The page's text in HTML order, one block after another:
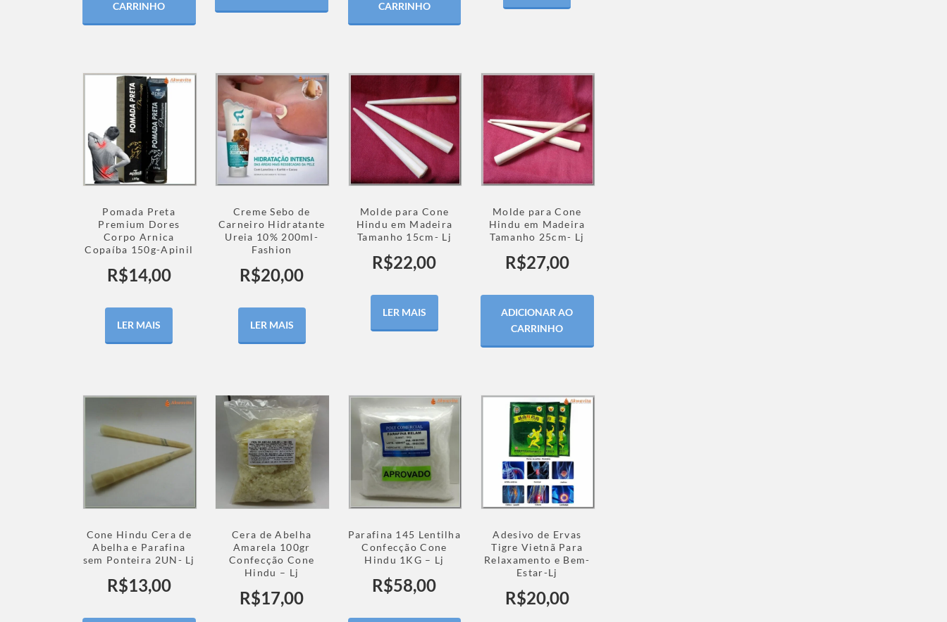
CARRINHO
CARRINHO
Pomada Preta
Premium Dores
Corpo Arnica
Copaíba 150g-Apinil
R$14,00
LER MAIS
Creme Sebo de
Carneiro Hidratante
Ureia 10% 200ml-
Fashion
R$20,00
LER MAIS
Molde para Cone
Hindu em Madeira
Tamanho 15cm- Lj
R$22,00
LER MAIS
Molde para Cone
Hindu em Madeira
Tamanho 25cm- Lj
R$27,00
ADICIONAR AO
CARRINHO
Cone Hindu Cera de
Abelha e Parafina
sem Ponteira 2UN- Lj
R$13,00
Cera de Abelha
Amarela 100gr
Confecção Cone
Hindu – Lj
R$17,00
Parafina 145 Lentilha
Confecção Cone
Hindu 1KG – Lj
R$58,00
Adesivo de Ervas
Tigre Vietnã Para
Relaxamento e Bem-
Estar-Lj
R$20,00